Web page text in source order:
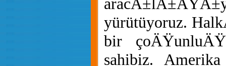
yürütüyoruz.
bir
sahibiz.